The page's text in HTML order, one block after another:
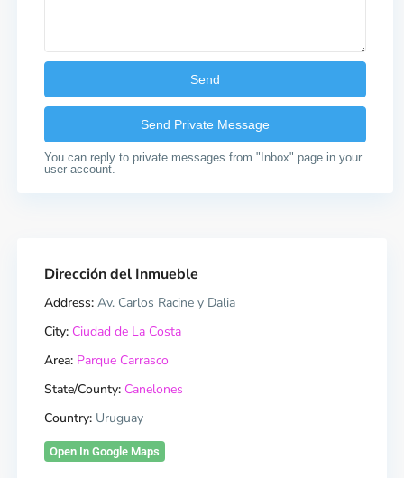
You can reply to private messages from "Inbox" page in your
user account.
Dirección del Inmueble
Address: Av. Carlos Racine y Dalia
City: Ciudad de La Costa
Area: Parque Carrasco
State/County: Canelones
Country: Uruguay
Open In Google Maps